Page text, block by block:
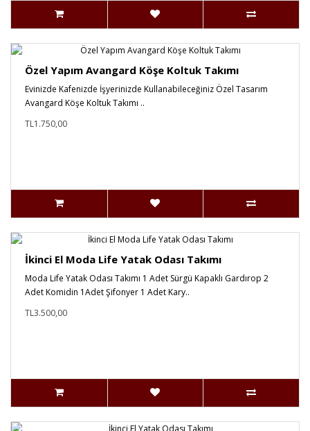
Özel Yapım Avangard Köşe Koltuk Takımı
Evinizde Kafenizde İşyerinizde Kullanabileceğiniz Özel Tasarım
Avangard Köşe Koltuk Takımı ..
TL1.750,00
İkinci El Moda Life Yatak Odası Takımı
Moda Life Yatak Odası Takımı 1 Adet Sürgü Kapaklı Gardırop 2
Adet Komidin 1Adet Şifonyer 1 Adet Kary..
TL3.500,00